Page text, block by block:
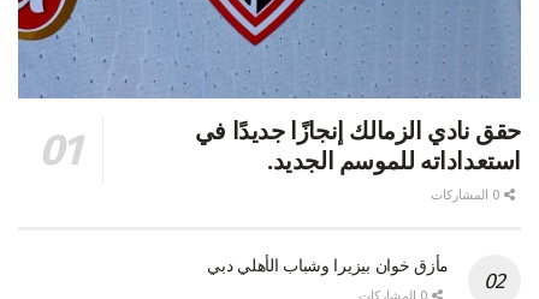
حقق نادي الزمالك إنجازًا جديدًا في
استعداداته للموسم الجديد.
مأزق خوان بيزيرا وشباب الأهلي دبي